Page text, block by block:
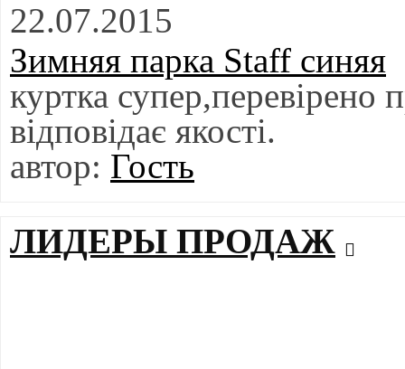
22.07.2015
Зимняя парка Staff синяя
куртка
відповідає якості.
Гость
ЛИДЕРЫ ПРОДАЖ